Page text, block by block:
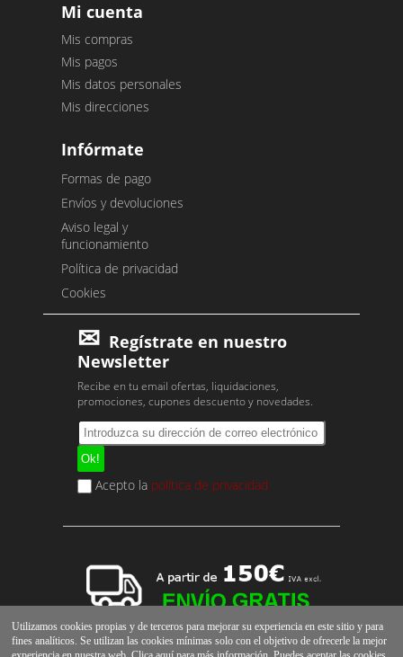
Mi cuenta
Mis compras
Mis pagos
Mis datos personales
Mis direcciones
Infórmate
Formas de pago
Envíos y devoluciones
Aviso legal y
funcionamiento
Política de privacidad
Cookies
Regístrate en nuestro
Newsletter
Recibe en tu email ofertas, liquidaciones,
promociones, cupones descuento y novedades.
Acepto la política de privacidad
Utilizamos cookies propias y de terceros para mejorar su experiencia en este sitio y para
fines analíticos. Se utilizan las cookies mínimas solo con el objetivo de ofrecerle la mejor